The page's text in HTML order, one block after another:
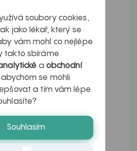
se zeptat zda je možne
měla...
když jsem měla
jsme měli nechraneni...
se zeptat. bojim se, že
jsem...
sex. Bohužel nám
se do...
soubory cookies,
jako lékař, který se
vám mohl co nejlépe
takto sbíráme
a obchodní
se mohli
a tím vám lépe
Souhlasím